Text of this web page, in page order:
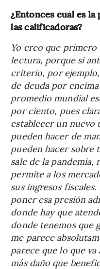
¿Entonces cuál es
las calificadoras?
Yo creo que
lectura, porque si
criterio, por
de deuda por
promedio mundial
por ciento, pues
establecer un nuevo
pueden hacer de
pueden hacer sobre
sale de la
permite a los
sus ingresos
poner esa presión
donde hay que
donde tenemos que
me parece
parece que lo que
más daño que